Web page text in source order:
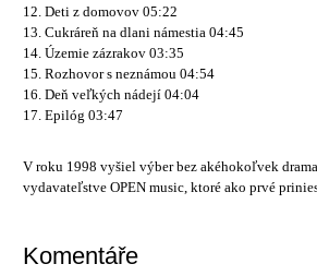
12. Deti z domovov 05:22
13. Cukráreň na dlani námestia 04:45
14. Územie zázrakov 03:35
15. Rozhovor s neznámou 04:54
16. Deň veľkých nádejí 04:04
17. Epilóg 03:47
V roku 1998 vyšiel výber bez akéhokoľvek
vydavateľstve OPEN music, ktoré ako prvé
Komentáře